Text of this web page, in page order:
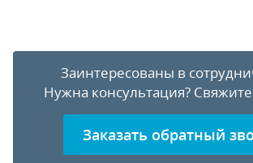
Заинтересованы в
Нужна консультация?
Заказать обратный